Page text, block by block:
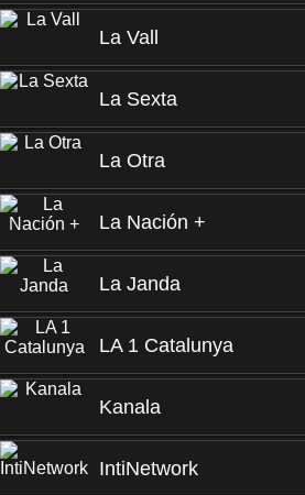
La Vall
La Sexta
La Otra
La Nación +
La Janda
LA 1 Catalunya
Kanala
IntiNetwork